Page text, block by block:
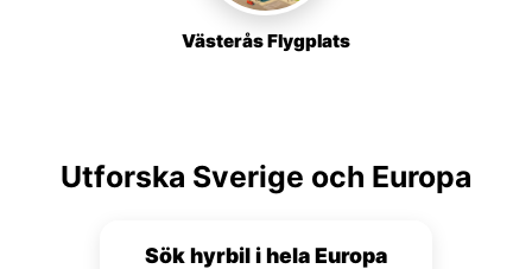
Västerås Flygplats
Utforska Sverige och Europa
Sök hyrbil i hela Europa